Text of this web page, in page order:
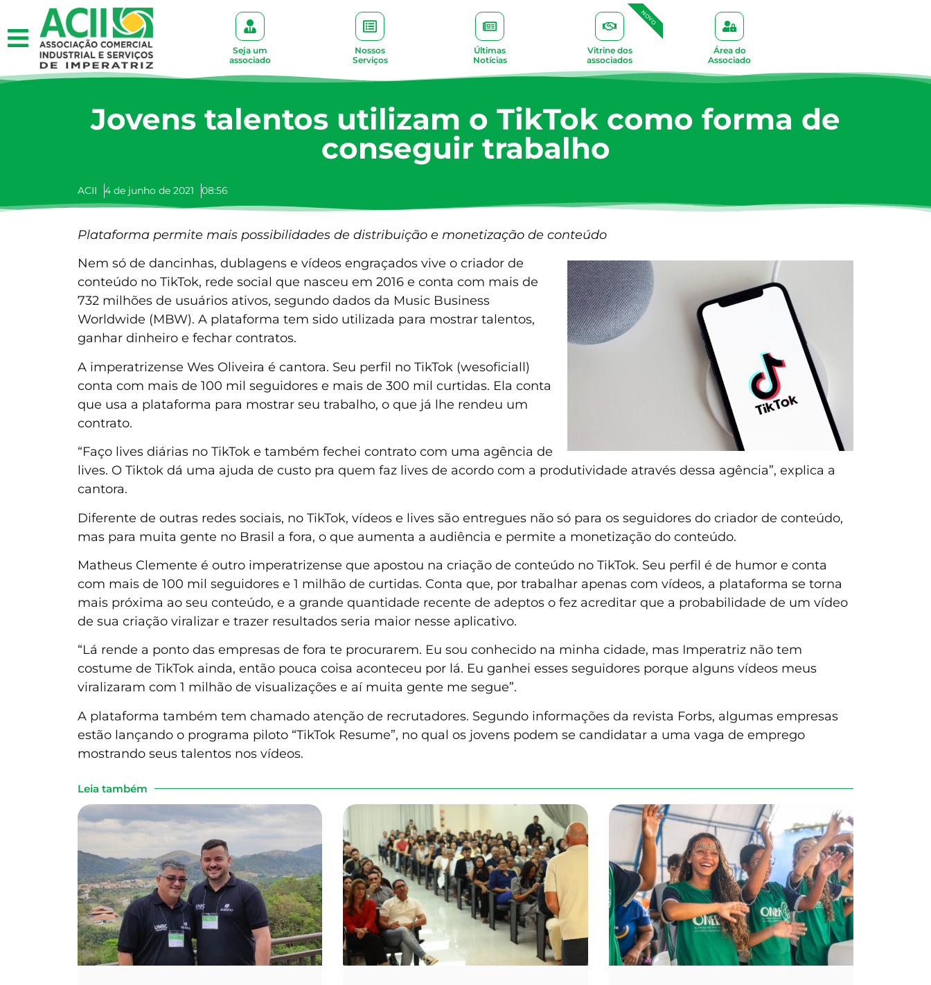
Seja um
associado
Nossos
Serviços
Últimas
Notícias
Vitrine dos
associados
NOVO
Área do
Associado
Jovens talentos utilizam o TikTok como forma de
conseguir trabalho
ACII 4 de junho de 2021 08:56
Plataforma permite mais possibilidades de distribuição e monetização de conteúdo
Nem só de dancinhas, dublagens e vídeos engraçados vive o criador de
conteúdo no TikTok, rede social que nasceu em 2016 e conta com mais de
732 milhões de usuários ativos, segundo dados da Music Business
Worldwide (MBW). A plataforma tem sido utilizada para mostrar talentos,
ganhar dinheiro e fechar contratos.
A imperatrizense Wes Oliveira é cantora. Seu perfil no TikTok (wesoficiall)
conta com mais de 100 mil seguidores e mais de 300 mil curtidas. Ela conta
que usa a plataforma para mostrar seu trabalho, o que já lhe rendeu um
contrato.
“Faço lives diárias no TikTok e também fechei contrato com uma agência de
lives. O Tiktok dá uma ajuda de custo pra quem faz lives de acordo com a produtividade através dessa agência”, explica a
cantora.
Diferente de outras redes sociais, no TikTok, vídeos e lives são entregues não só para os seguidores do criador de conteúdo,
mas para muita gente no Brasil a fora, o que aumenta a audiência e permite a monetização do conteúdo.
Matheus Clemente é outro imperatrizense que apostou na criação de conteúdo no TikTok. Seu perfil é de humor e conta
com mais de 100 mil seguidores e 1 milhão de curtidas. Conta que, por trabalhar apenas com vídeos, a plataforma se torna
mais próxima ao seu conteúdo, e a grande quantidade recente de adeptos o fez acreditar que a probabilidade de um vídeo
de sua criação viralizar e trazer resultados seria maior nesse aplicativo.
“Lá rende a ponto das empresas de fora te procurarem. Eu sou conhecido na minha cidade, mas Imperatriz não tem
costume de TikTok ainda, então pouca coisa aconteceu por lá. Eu ganhei esses seguidores porque alguns vídeos meus
viralizaram com 1 milhão de visualizações e aí muita gente me segue”.
A plataforma também tem chamado atenção de recrutadores. Segundo informações da revista Forbs, algumas empresas
estão lançando o programa piloto “TikTok Resume”, no qual os jovens podem se candidatar a uma vaga de emprego
mostrando seus talentos nos vídeos.
Leia também